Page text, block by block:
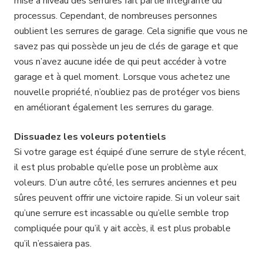
processus. Cependant, de nombreuses personnes
oublient les serrures de garage. Cela signifie que vous ne
savez pas qui possède un jeu de clés de garage et que
vous n’avez aucune idée de qui peut accéder à votre
garage et à quel moment. Lorsque vous achetez une
nouvelle propriété, n’oubliez pas de protéger vos biens
en améliorant également les serrures du garage.
Dissuadez les voleurs potentiels
Si votre garage est équipé d’une serrure de style récent,
il est plus probable qu’elle pose un problème aux
voleurs. D’un autre côté, les serrures anciennes et peu
sûres peuvent offrir une victoire rapide. Si un voleur sait
qu’une serrure est incassable ou qu’elle semble trop
compliquée pour qu’il y ait accès, il est plus probable
qu’il n’essaiera pas.